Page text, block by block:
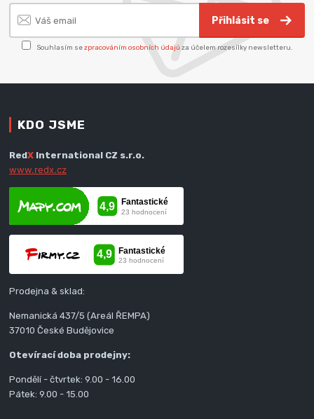
Přihlásit se
Souhlasím sezpracováním osobních údajů za účelem rozesílky newsletteru.
KDO JSME
RedX International CZ s.r.o.
www.redx.cz
Prodejna & sklad:
Nemanická 437/5 (Areál ŘEMPA)
37010 České Budějovice
Otevírací doba prodejny:
Pondělí - čtvrtek: 9.00 - 16.00
Pátek: 9.00 - 15.00